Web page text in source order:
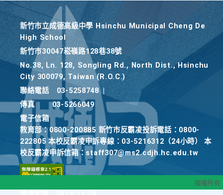
新竹巿立成德高級中學 Hsinchu Municipal Cheng De
High School
新竹巿30047崧嶺路128巷38號
No.38, Ln. 128, Songling Rd., North Dist., Hsinchu
City 300079, Taiwan (R.O.C.)
聯絡電話
03-5258748
傳真
03-5266049
電子信箱
教育部：0800-200885 新竹市反霸凌投訴電話：0800-
222805 本校反霸凌申訴專線：03-5216312（24小時） 本
校反霸凌申訴信箱：staff307@ms2.cdjh.hc.edu.tw
版權所有